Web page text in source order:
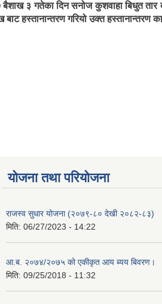
३ गतेका दिन सनोज कुशवाहा बिधुत तार
हस्तानान्तरण गरियो उक्त हस्तानान्तरण
योजना तथा परियोजना
राजस्व सुधार योजना (२०७९-८० देखी २०८२-८३)
मिति: 06/27/2023 - 14:22
आ.ब. २०७४/२०७५ को एकीकृत आय ब्यय बिवरण।
मिति: 09/25/2018 - 11:32